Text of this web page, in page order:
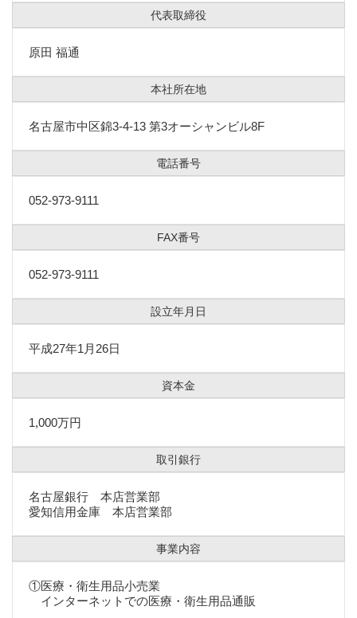
代表取締役
原田 福通
本社所在地
名古屋市中区錦3-4-13 第3オーシャンビル8F
電話番号
052-973-9111
FAX番号
052-973-9111
設立年月日
平成27年1月26日
資本金
1,000万円
取引銀行
名古屋銀行 本店営業部
愛知信用金庫 本店営業部
事業内容
①医療・衛生用品小売業
インターネットでの医療・衛生用品通販